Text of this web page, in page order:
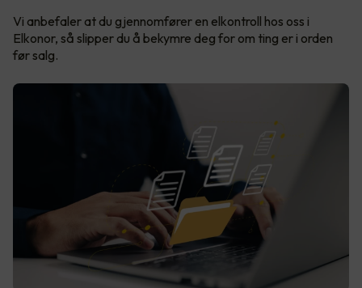
Vi anbefaler at du gjennomfører en elkontroll hos oss i
Elkonor, så slipper du å bekymre deg for om ting er i orden
før salg.